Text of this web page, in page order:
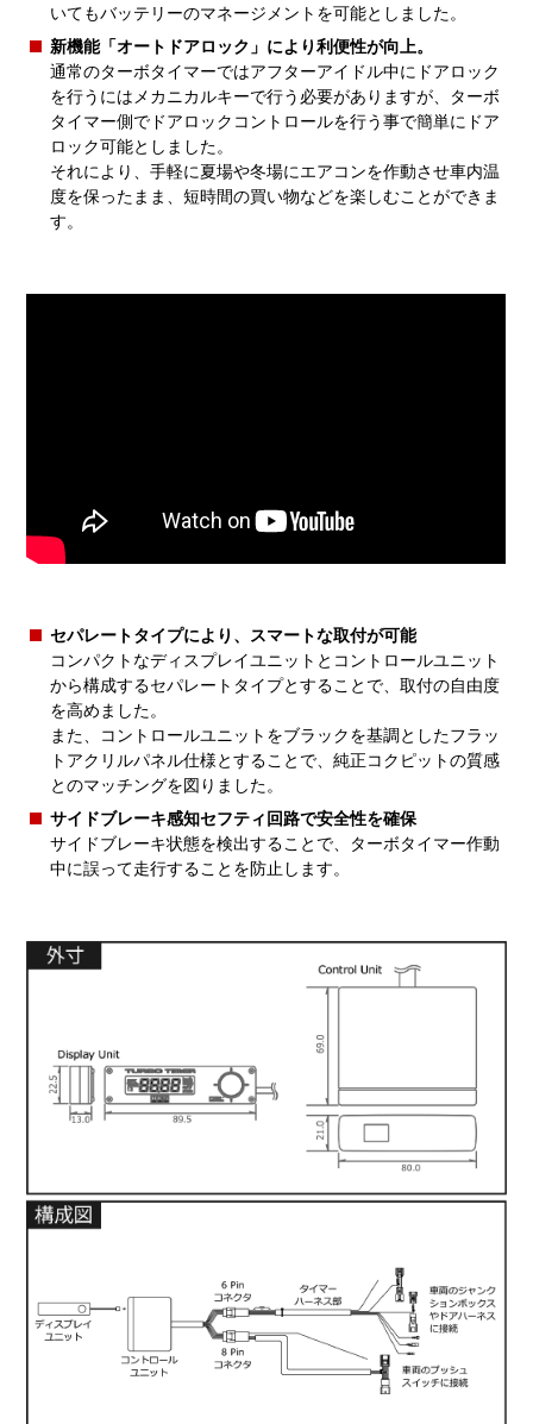
いてもバッテリーのマネージメントを可能としました。
新機能「オートドアロック」により利便性が向上。
通常のターボタイマーではアフターアイドル中にドアロック
を行うにはメカニカルキーで行う必要がありますが、ターボ
タイマー側でドアロックコントロールを行う事で簡単にドア
ロック可能としました。
それにより、手軽に夏場や冬場にエアコンを作動させ車内温
度を保ったまま、短時間の買い物などを楽しむことができま
す。
セパレートタイプにより、スマートな取付が可能
コンパクトなディスプレイユニットとコントロールユニット
から構成するセパレートタイプとすることで、取付の自由度
を高めました。
また、コントロールユニットをブラックを基調としたフラッ
トアクリルパネル仕様とすることで、純正コクピットの質感
とのマッチングを図りました。
サイドブレーキ感知セフティ回路で安全性を確保
サイドブレーキ状態を検出することで、ターボタイマー作動
中に誤って走行することを防止します。